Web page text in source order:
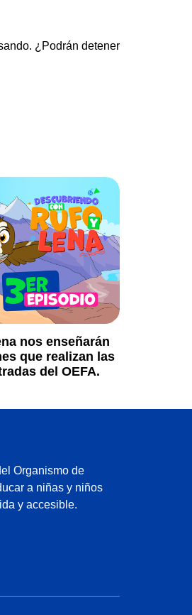
¿Podrán detener
nos enseñarán
que realizan las
del OEFA.
Organismo de
a niñas y niños
y accesible.